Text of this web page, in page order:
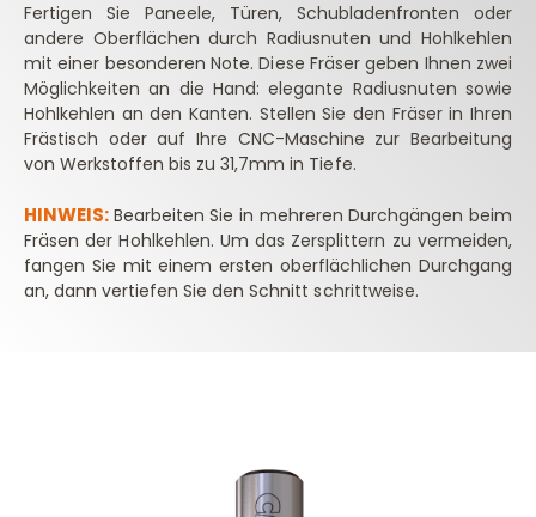
Fertigen Sie Paneele, Türen, Schubladenfronten oder
andere Oberflächen durch Radiusnuten und Hohlkehlen
mit einer besonderen Note. Diese Fräser geben Ihnen zwei
Möglichkeiten an die Hand: elegante Radiusnuten sowie
Hohlkehlen an den Kanten. Stellen Sie den Fräser in Ihren
Frästisch oder auf Ihre CNC-Maschine zur Bearbeitung
von Werkstoffen bis zu 31,7mm in Tiefe.
HINWEIS: Bearbeiten Sie in mehreren Durchgängen beim
Fräsen der Hohlkehlen. Um das Zersplittern zu vermeiden,
fangen Sie mit einem ersten oberflächlichen Durchgang
an, dann vertiefen Sie den Schnitt schrittweise.